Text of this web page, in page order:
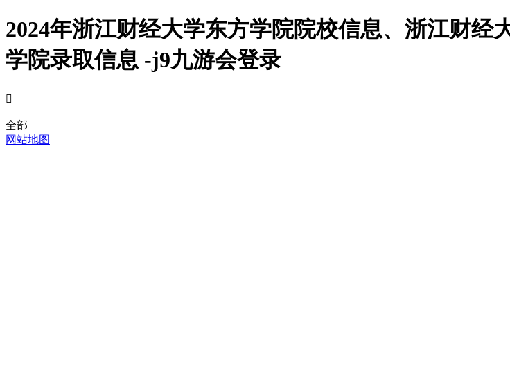
2024年浙江财经大学东方学院院校信息、浙江财
学院录取信息 -j9九游会登录

全部
网站地图